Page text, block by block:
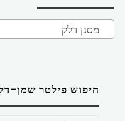
מסנן דלק
חיפוש פילטר שמן-